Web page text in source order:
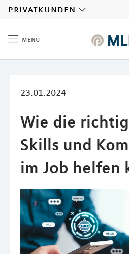
privatkunden
menü
23.01.2024
Wie die
Skills und
im Job helfen